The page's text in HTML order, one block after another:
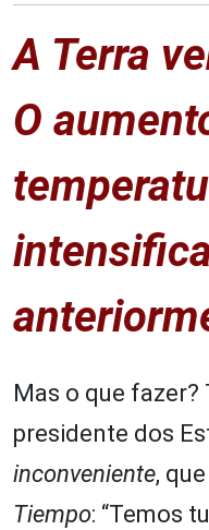
A Terra
O
Mas o que
presidente dos
inconveniente,
Tiempo: “Temos